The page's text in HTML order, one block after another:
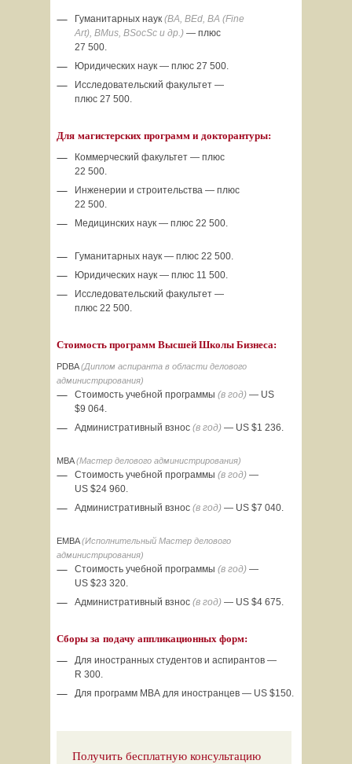
Гуманитарных наук (BA, BEd, BA (Fine
Art), BMus, BSocSc и др.) — плюс
27 500.
Юридических наук — плюс 27 500.
Исследовательский факультет —
плюс 27 500.
Для магистерских программ и докторантуры:
Коммерческий факультет — плюс
22 500.
Инженерии и строительства — плюс
22 500.
Медицинских наук — плюс 22 500.
Гуманитарных наук — плюс 22 500.
Юридических наук — плюс 11 500.
Исследовательский факультет —
плюс 22 500.
Стоимость программ Высшей Школы Бизнеса:
PDBA(Диплом аспиранта в области делового
администрирования)
Стоимость учебной программы (в год) — US
$9 064.
Административный взнос (в год) — US $1 236.
MBA(Мастер делового администрирования)
Стоимость учебной программы (в год) —
US $24 960.
Административный взнос (в год) — US $7 040.
EMBA(Исполнительный Мастер делового
администрирования)
Стоимость учебной программы (в год) —
US $23 320.
Административный взнос (в год) — US $4 675.
Сборы за подачу аппликационных форм:
Для иностранных студентов и аспирантов —
R 300.
Для программ МВА для иностранцев — US $150.
Получить бесплатную консультацию